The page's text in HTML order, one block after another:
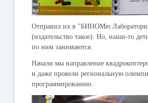
Отправил их в "БИНОМю
(издательство такое). Но, наши-то
по ним занимаются.
Начали мы направление
и даже провели региональную
программированию.